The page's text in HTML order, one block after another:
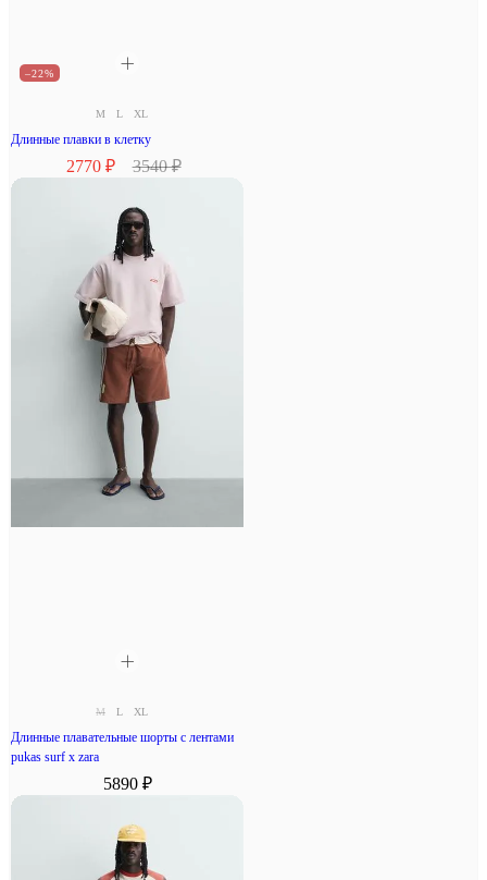
–22%
M L XL
Длинные плавки в клетку
2770 ₽ 3540 ₽
M L XL
Длинные плавательные шорты с лентами
pukas surf x zara
5890 ₽